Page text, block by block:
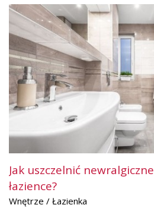
Jak uszczelnić
łazience?
Wnętrze / Łazienka